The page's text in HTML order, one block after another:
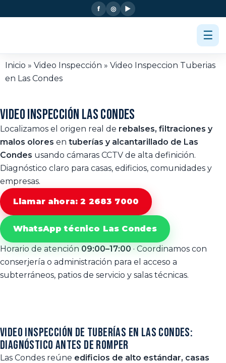
f ◎ ▶
☰
Inicio » Video Inspección » Video Inspeccion Tuberias
en Las Condes
VIDEO INSPECCIÓN LAS CONDES
Localizamos el origen real de rebalses, filtraciones y
malos olores en tuberías y alcantarillado de Las
Condes usando cámaras CCTV de alta definición.
Diagnóstico claro para casas, edificios, comunidades y
empresas.
Llamar ahora: 2 2683 7000
WhatsApp técnico Las Condes
Horario de atención 09:00–17:00 · Coordinamos con
conserjería o administración para el acceso a
subterráneos, patios de servicio y salas técnicas.
Video inspección de tuberías en Las Condes:
diagnóstico antes de romper
Las Condes reúne edificios de alto estándar, casas